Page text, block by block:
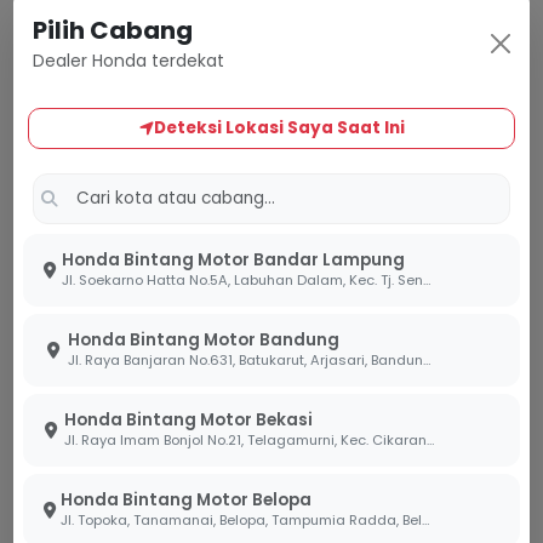
Pilih Cabang
Dealer Honda terdekat
Deteksi Lokasi Saya Saat Ini
Honda Bintang Motor Bandar Lampung
Jl. Soekarno Hatta No.5A, Labuhan Dalam, Kec. Tj. Senang, Kota Bandar Lampung, Lampung 35141
Honda Bintang Motor Bandung
Jl. Raya Banjaran No.631, Batukarut, Arjasari, Bandung, Jawa Barat 40379
Honda Bintang Motor Bekasi
Jl. Raya Imam Bonjol No.21, Telagamurni, Kec. Cikarang Barat, Bekasi Jawa Barat 17530.
Honda Bintang Motor Belopa
Jl. Topoka, Tanamanai, Belopa, Tampumia Radda, Belopa, Kabupaten Luwu, Sulawesi Selatan 91994
yang sangat halus namun tetap bertenaga saat
dibutuhkan untuk menyalip di jalan raya, tanpa
mengabaikan efisiensi bahan bakar khas Honda.
Honda Selectable Torque Control (HSTC):
Fitur keamanan canggih ini sangat membantu
melintasi permukaan jalan yang licin atau
pengendara.
sekaligus memberikan keamanan tingkat tinggi
dengan fitur
answer back system
Kenyamanan Modern dengan
Dukungan Roadsync Duo
Di diler Bintang Motor, kami meyakini bahwa